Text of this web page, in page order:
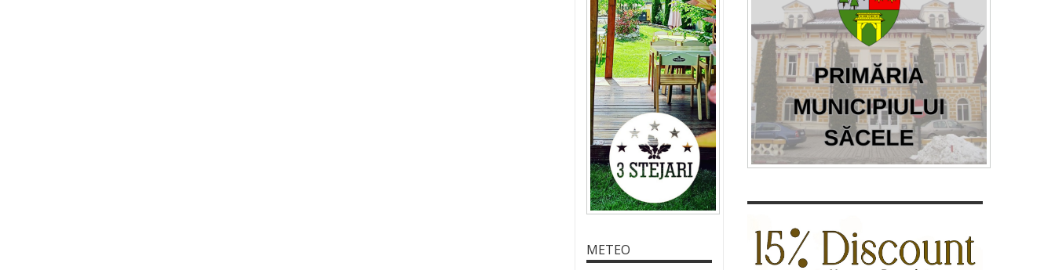
METEO